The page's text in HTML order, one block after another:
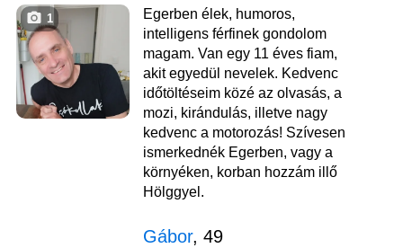
1
Egerben élek, humoros,
intelligens férfinek gondolom
magam. Van egy 11 éves fiam,
akit egyedül nevelek. Kedvenc
időtöltéseim közé az olvasás, a
mozi, kirándulás, illetve nagy
kedvenc a motorozás! Szívesen
ismerkednék Egerben, vagy a
környéken, korban hozzám illő
Hölggyel.
Gábor, 49